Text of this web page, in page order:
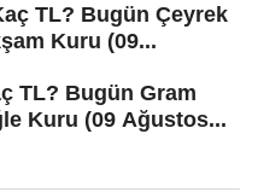
TL? Bugün Çeyrek
Kuru (09...
TL? Bugün Gram
Kuru (09 Ağustos...